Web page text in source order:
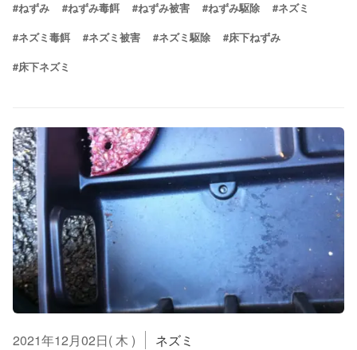
#ねずみ #ねずみ毒餌 #ねずみ被害 #ねずみ駆除 #ネズミ
#ネズミ毒餌 #ネズミ被害 #ネズミ駆除 #床下ねずみ
#床下ネズミ
2021年12月02日( 木 ) ネズミ